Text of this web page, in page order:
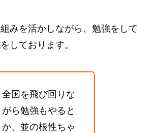
みを活かしながら、勉強をして
をしております。
全国を飛び回りな
がら勉強もやると
か、並の根性ちゃ